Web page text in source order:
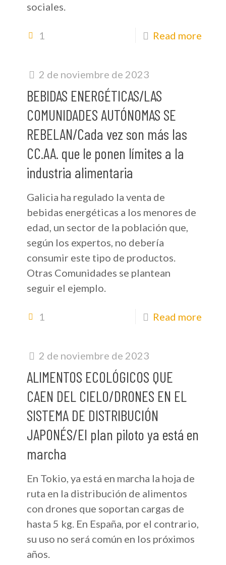
sociales.
1 Read more
2 de noviembre de 2023
BEBIDAS ENERGÉTICAS/LAS
COMUNIDADES AUTÓNOMAS SE
REBELAN/Cada vez son más las
CC.AA. que le ponen límites a la
industria alimentaria
Galicia ha regulado la venta de
bebidas energéticas a los menores de
edad, un sector de la población que,
según los expertos, no debería
consumir este tipo de productos.
Otras Comunidades se plantean
seguir el ejemplo.
1 Read more
2 de noviembre de 2023
ALIMENTOS ECOLÓGICOS QUE
CAEN DEL CIELO/DRONES EN EL
SISTEMA DE DISTRIBUCIÓN
JAPONÉS/El plan piloto ya está en
marcha
En Tokio, ya está en marcha la hoja de
ruta en la distribución de alimentos
con drones que soportan cargas de
hasta 5 kg. En España, por el contrario,
su uso no será común en los próximos
años.